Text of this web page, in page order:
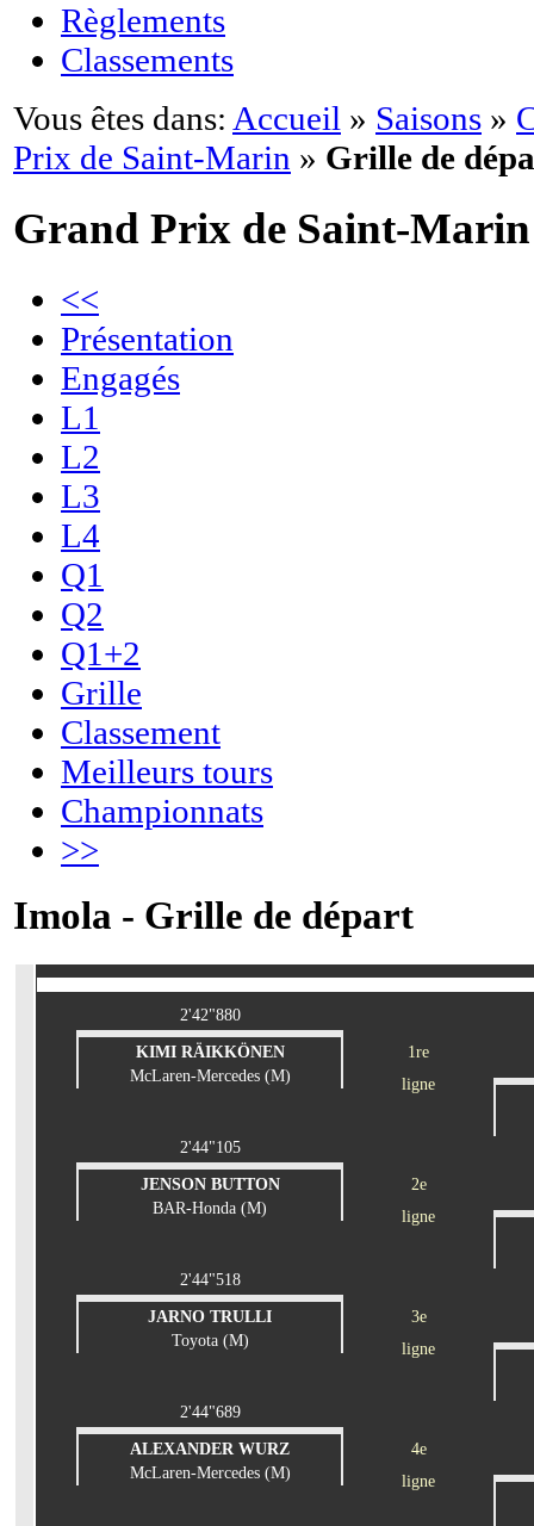
Règlements
Classements
Vous êtes dans: Accueil » Saisons »
Prix de Saint-Marin » Grille de
Grand Prix de Saint-Marin
<<
Présentation
Engagés
L1
L2
L3
L4
Q1
Q2
Q1+2
Grille
Classement
Meilleurs tours
Championnats
>>
Imola - Grille de départ
2'42"880
KIMI RÄIKKÖNEN
McLaren-Mercedes (M)
1re
ligne
2'44"105
JENSON BUTTON
BAR-Honda (M)
2e
ligne
2'44"518
JARNO TRULLI
Toyota (M)
3e
ligne
2'44"689
ALEXANDER WURZ
McLaren-Mercedes (M)
4e
ligne